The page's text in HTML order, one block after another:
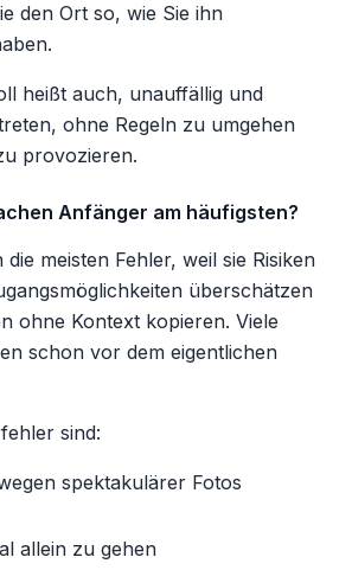
den Ort so, wie Sie ihn
heißt auch, unauffällig und
ohne Regeln zu umgehen
provozieren.
Anfänger am häufigsten?
meisten Fehler, weil sie Risiken
überschätzen
ohne Kontext kopieren. Viele
schon vor dem eigentlichen
sind:
spektakulärer Fotos
allein zu gehen